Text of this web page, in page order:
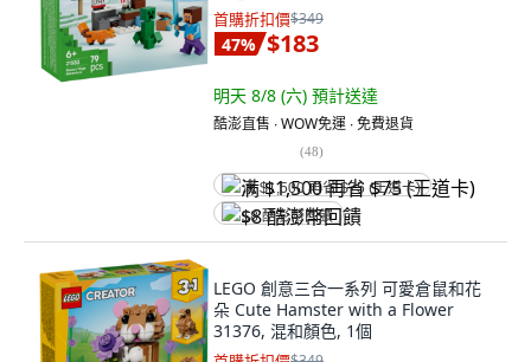
首購折扣價$349
47% $183
明天 8/8 (六) 預計送達
酷澎直售 ∙ WOW免運 ∙ 免費退貨
(48)
满 $1,500 再省 $75 (王道卡)
$8 酷澎幣回饋
LEGO 創意三合一系列 可愛倉鼠和花
朵 Cute Hamster with a Flower
31376, 混和顏色, 1個